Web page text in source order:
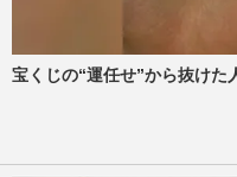
週刊女性
佳子さま
宝くじの“運任せ”から抜けた